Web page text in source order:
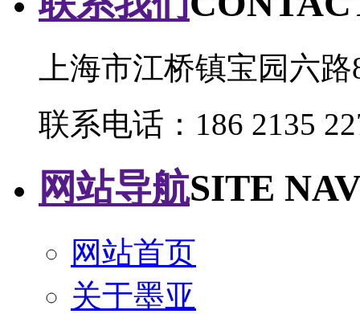
上海市江桥镇宝园六
联系电话：186 2135
网站导航SITE
网站首页
关于墨亚